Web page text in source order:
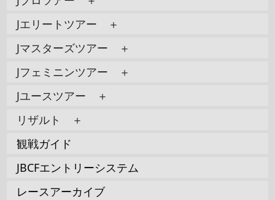
Jエリートツアー ＋
Jマスターズツアー ＋
Jフェミニンツアー ＋
Jユースツアー ＋
リザルト ＋
観戦ガイド
JBCFエントリーシステム
レースアーカイブ